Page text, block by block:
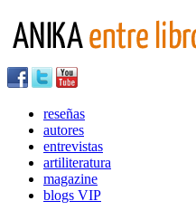
reseñas
autores
entrevistas
artiliteratura
magazine
blogs VIP